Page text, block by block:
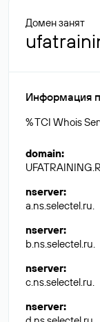
Домен занят
Информация
% TCI Whois
domain:
nserver:
a.ns.selectel.ru.
nserver:
b.ns.selectel.ru.
nserver:
c.ns.selectel.ru.
nserver: